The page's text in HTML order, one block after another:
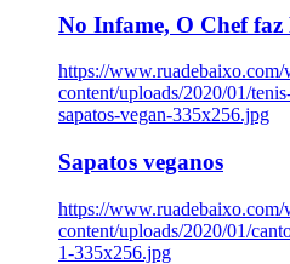
No Infame, O Chef faz
https://www.ruadebaixo.com/
content/uploads/2020/01/
sapatos-vegan-335x256.jpg
Sapatos veganos
https://www.ruadebaixo.com/
content/uploads/2020/01/
1-335x256.jpg